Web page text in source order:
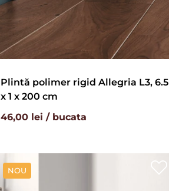
Plintă polimer rigid Allegria L3, 6.5
x 1 x 200 cm
46,00 lei / bucata
NOU